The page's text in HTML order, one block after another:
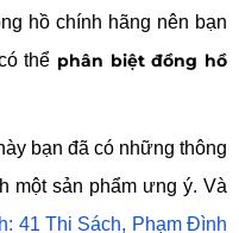
hồ chính hãng nên bạn
thể phân biệt đồng hồ
bạn đã có những thông
một sản phẩm ưng ý. Và
41 Thi Sách, Phạm Đình